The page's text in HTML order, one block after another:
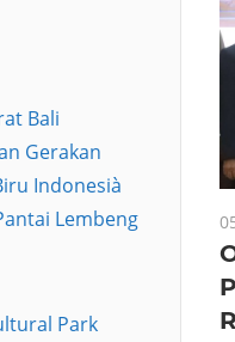
Bali
Gerakan
Indonesià
Lembeng
Park